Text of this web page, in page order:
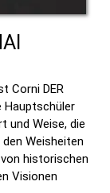
Corni DER
Hauptschüler
und Weise, die
Weisheiten
historischen
Visionen